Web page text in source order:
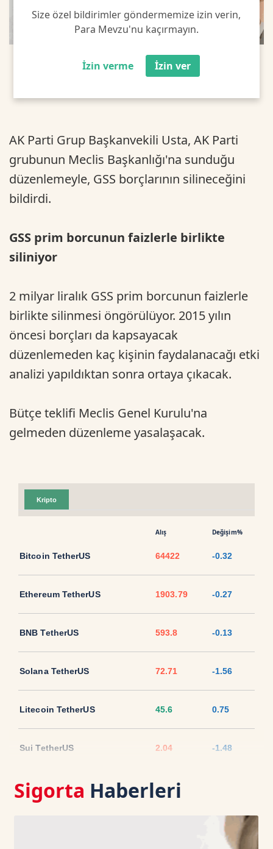
Size özel bildirimler göndermemize izin verin,
Para Mevzu'nu kaçırmayın.
İzin verme İzin ver
AK Parti Grup Başkanvekili Usta, AK Parti
grubunun Meclis Başkanlığı'na sunduğu
düzenlemeyle, GSS borçlarının silineceğini
bildirdi.
GSS prim borcunun faizlerle birlikte
siliniyor
2 milyar liralık GSS prim borcunun faizlerle
birlikte silinmesi öngörülüyor. 2015 yılın
öncesi borçları da kapsayacak
düzenlemeden kaç kişinin faydalanacağı etki
analizi yapıldıktan sonra ortaya çıkacak.
Bütçe teklifi Meclis Genel Kurulu'na
gelmeden düzenleme yasalaşacak.
Kripto
Alış Değişim%
Bitcoin TetherUS 64422 -0.32
Ethereum TetherUS 1903.79 -0.27
BNB TetherUS 593.8 -0.13
Solana TetherUS 72.71 -1.56
Litecoin TetherUS 45.6 0.75
Sui TetherUS 2.04 -1.48
Ripple TetherUS 1.0379
-0.01
Sigorta Haberleri